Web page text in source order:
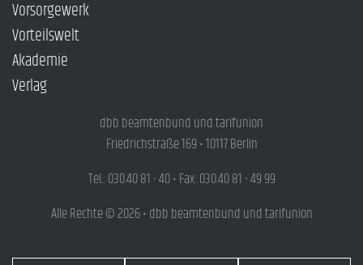
Vorsorgewerk
Vorteilswelt
Akademie
Verlag
dbb beamtenbund und tarifunion
Friedrichstraße 169 • 10117 Berlin
Tel.: 030.40 81 - 40 • Fax: 030.40 81 - 49 99
Alle Rechte © 2026 • dbb beamtenbund und tarifunion